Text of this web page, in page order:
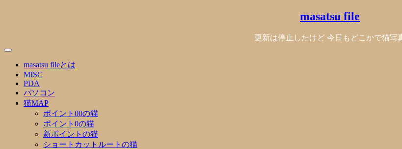
masatsu file
更新は停止したけど 今日もどこかで猫写
masatsu fileとは
MISC
PDA
パソコン
猫MAP
ポイント00の猫
ポイント0の猫
新ポイントの猫
ショートカットルートの猫